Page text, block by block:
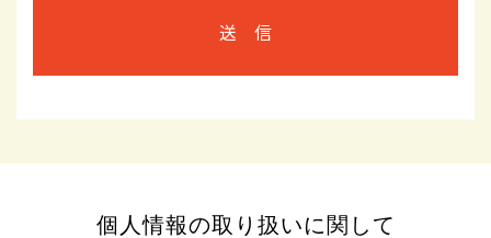
送 信
個人情報の取り扱いに関して